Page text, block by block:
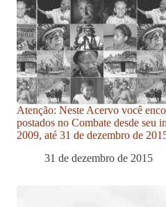
Atenção: Neste Acervo você
postados no Combate desde seu
2009, até 31 de dezembro de
31 de dezembro de 2015